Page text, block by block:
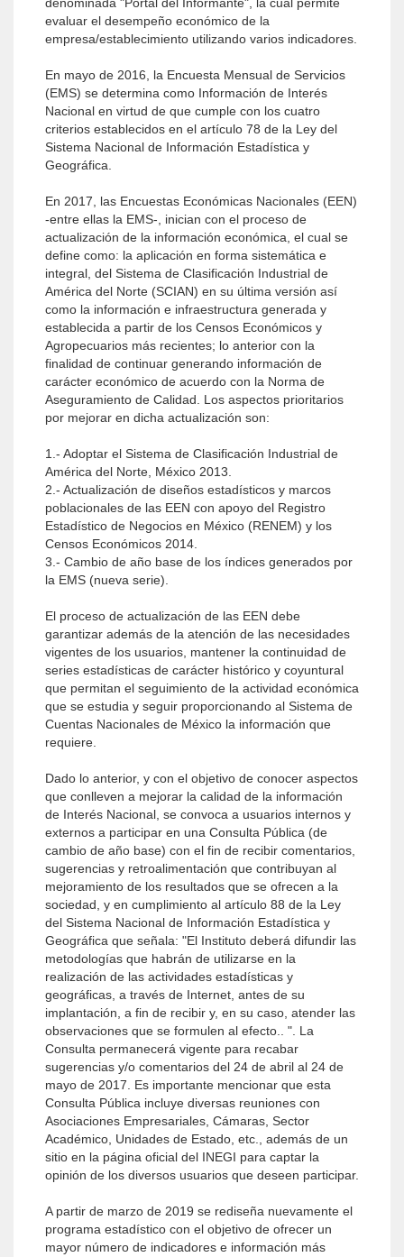
evaluar el desempeño económico de la
empresa/establecimiento utilizando varios indicadores.
En mayo de 2016, la Encuesta Mensual de Servicios
(EMS) se determina como Información de Interés
Nacional en virtud de que cumple con los cuatro
criterios establecidos en el artículo 78 de la Ley del
Sistema Nacional de Información Estadística y
Geográfica.
En 2017, las Encuestas Económicas Nacionales (EEN)
-entre ellas la EMS-, inician con el proceso de
actualización de la información económica, el cual se
define como: la aplicación en forma sistemática e
integral, del Sistema de Clasificación Industrial de
América del Norte (SCIAN) en su última versión así
como la información e infraestructura generada y
establecida a partir de los Censos Económicos y
Agropecuarios más recientes; lo anterior con la
finalidad de continuar generando información de
carácter económico de acuerdo con la Norma de
Aseguramiento de Calidad. Los aspectos prioritarios
por mejorar en dicha actualización son:
1.- Adoptar el Sistema de Clasificación Industrial de
América del Norte, México 2013.
2.- Actualización de diseños estadísticos y marcos
poblacionales de las EEN con apoyo del Registro
Estadístico de Negocios en México (RENEM) y los
Censos Económicos 2014.
3.- Cambio de año base de los índices generados por
la EMS (nueva serie).
El proceso de actualización de las EEN debe
garantizar además de la atención de las necesidades
vigentes de los usuarios, mantener la continuidad de
series estadísticas de carácter histórico y coyuntural
que permitan el seguimiento de la actividad económica
que se estudia y seguir proporcionando al Sistema de
Cuentas Nacionales de México la información que
requiere.
Dado lo anterior, y con el objetivo de conocer aspectos
que conlleven a mejorar la calidad de la información
de Interés Nacional, se convoca a usuarios internos y
externos a participar en una Consulta Pública (de
cambio de año base) con el fin de recibir comentarios,
sugerencias y retroalimentación que contribuyan al
mejoramiento de los resultados que se ofrecen a la
sociedad, y en cumplimiento al artículo 88 de la Ley
del Sistema Nacional de Información Estadística y
Geográfica que señala: "El Instituto deberá difundir las
metodologías que habrán de utilizarse en la
realización de las actividades estadísticas y
geográficas, a través de Internet, antes de su
implantación, a fin de recibir y, en su caso, atender las
observaciones que se formulen al efecto.. ". La
Consulta permanecerá vigente para recabar
sugerencias y/o comentarios del 24 de abril al 24 de
mayo de 2017. Es importante mencionar que esta
Consulta Pública incluye diversas reuniones con
Asociaciones Empresariales, Cámaras, Sector
Académico, Unidades de Estado, etc., además de un
sitio en la página oficial del INEGI para captar la
opinión de los diversos usuarios que deseen participar.
A partir de marzo de 2019 se rediseña nuevamente el
programa estadístico con el objetivo de ofrecer un
mayor número de indicadores e información más